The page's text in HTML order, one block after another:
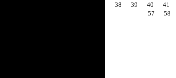
38
39 40 41
57
58